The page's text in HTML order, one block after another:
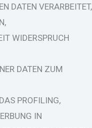
DATEN VERARBEITET,
WIDERSPRUCH
DATEN ZUM
PROFILING,
IN